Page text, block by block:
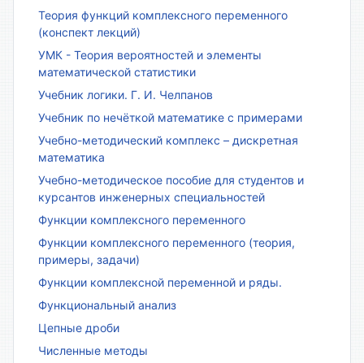
Теория функций комплексного переменного
(конспект лекций)
УМК - Теория вероятностей и элементы
математической статистики
Учебник логики. Г. И. Челпанов
Учебник по нечёткой математике с примерами
Учебно-методический комплекс – дискретная
математика
Учебно-методическое пособие для студентов и
курсантов инженерных специальностей
Функции комплексного переменного
Функции комплексного переменного (теория,
примеры, задачи)
Функции комплексной переменной и ряды.
Функциональный анализ
Цепные дроби
Численные методы